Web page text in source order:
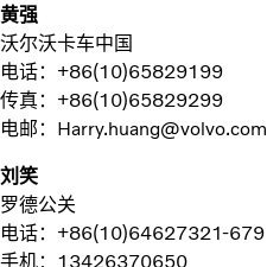
黄强
沃尔沃卡车中国
电话：+86(10)65829199
传真：+86(10)65829299
电邮：Harry.huang@volvo.com
刘笑
罗德公关
电话：+86(10)64627321-679
手机：13426370650